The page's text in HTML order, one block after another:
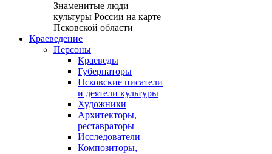
Знаменитые люди
культуры России на карте
Псковской области
Краеведение
Персоны
Краеведы
Губернаторы
Псковские писатели
и деятели культуры
Художники
Архитекторы,
реставраторы
Исследователи
Композиторы,